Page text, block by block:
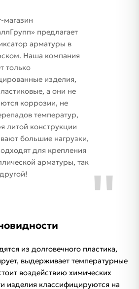
магазин
предлагает
арматуры в
Наша компания
только
изделия,
а они не
коррозии, не
температур,
литой конструкции
большие нагрузки,
для крепления
арматуры, так
из долговечного пластика,
выдерживает температурные
воздействию химических
изделия классифицируются на